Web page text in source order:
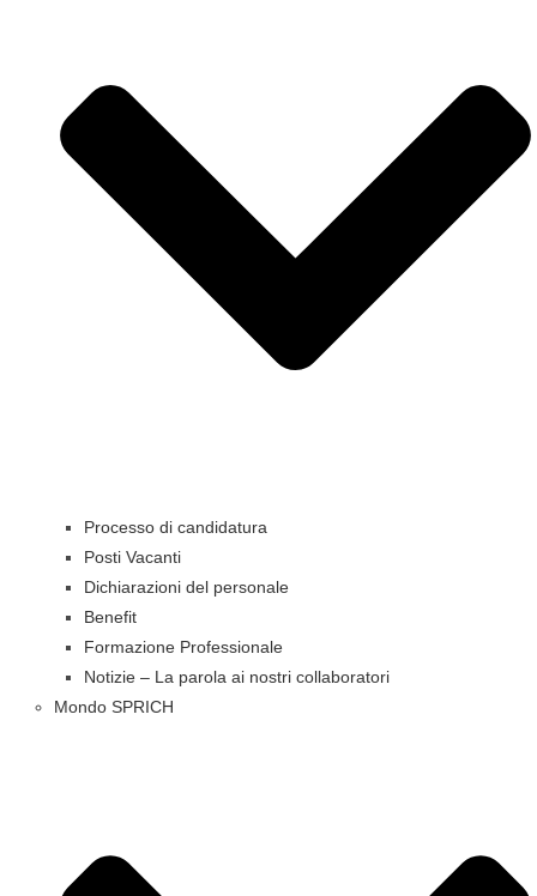
Processo di candidatura
Posti Vacanti
Dichiarazioni del personale
Benefit
Formazione Professionale
Notizie – La parola ai nostri collaboratori
Mondo SPRICH